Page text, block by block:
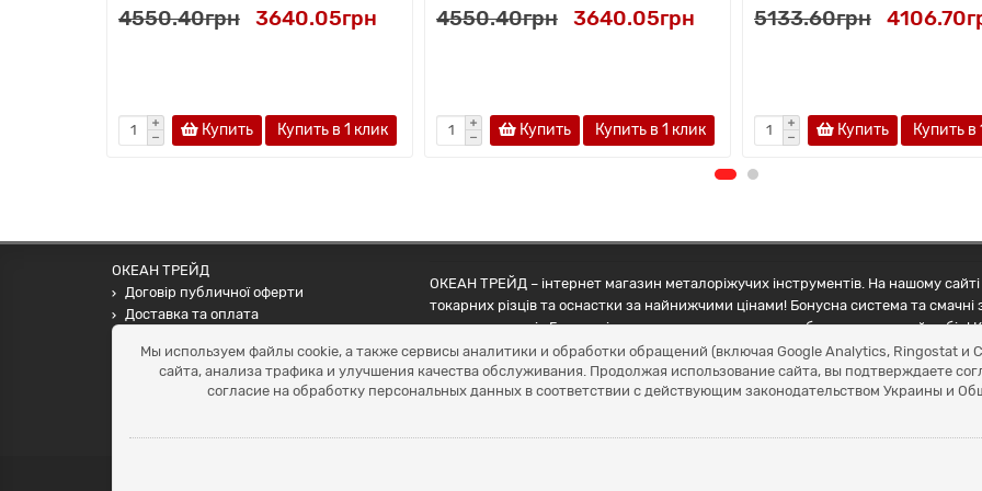
4550.40грн 3640.05грн
Купить Купить в 1 клик
4550.40грн 3640.05грн
Купить Купить в 1 клик
5133.60грн
Купить Купить в
ОКЕАН ТРЕЙД
Договір публичної оферти
Доставка та оплата
Умови повернення
+38 (099) 452-20-02
ОКЕАН ТРЕЙД – інтернет магазин металоріжучих інструментів. На нашому
токарних різців та оснастки за найнижчими цінами! Бонусна система та
наших партнерів Грамотні менеджери допоможуть зробити правильний вибір!
Мы используем файлы cookie, а также сервисы аналитики и обработки обращений (включая Google Analytics, Ringostat и
сайта, анализа трафика и улучшения качества обслуживания. Продолжая использование сайта, вы подтверждаете
согласие на обработку персональных данных в соответствии с действующим законодательством Украины и